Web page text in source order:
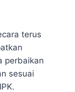
terus
perbaikan
sesuai